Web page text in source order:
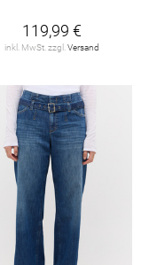
119,99 €
inkl. MwSt. zzgl. Versand